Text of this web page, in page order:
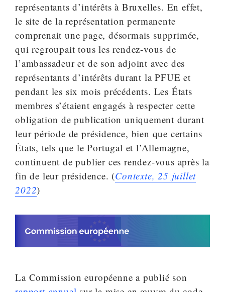
représentants d’intérêts à Bruxelles. En effet,
le site de la représentation permanente
comprenait une page, désormais supprimée,
qui regroupait tous les rendez-vous de
l’ambassadeur et de son adjoint avec des
représentants d’intérêts durant la PFUE et
pendant les six mois précédents. Les États
membres s’étaient engagés à respecter cette
obligation de publication uniquement durant
leur période de présidence, bien que certains
États, tels que le Portugal et l’Allemagne,
continuent de publier ces rendez-vous après la
fin de leur présidence. (Contexte, 25 juillet
2022)
La Commission européenne a publié son